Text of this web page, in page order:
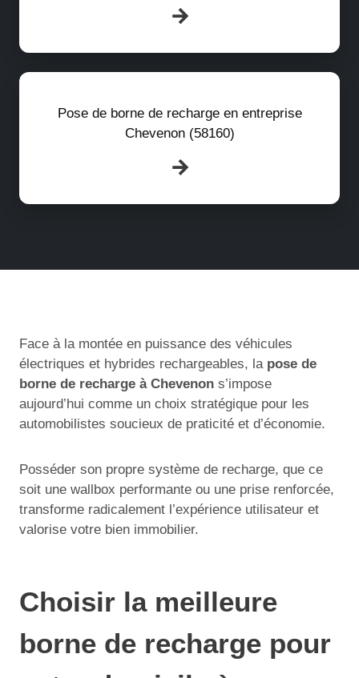
Pose de borne de recharge en entreprise
Chevenon (58160)
Face à la montée en puissance des véhicules
électriques et hybrides rechargeables, la pose de
borne de recharge à Chevenon s’impose
aujourd’hui comme un choix stratégique pour les
automobilistes soucieux de praticité et d’économie.
Posséder son propre système de recharge, que ce
soit une wallbox performante ou une prise renforcée,
transforme radicalement l’expérience utilisateur et
valorise votre bien immobilier.
Choisir la meilleure
borne de recharge pour